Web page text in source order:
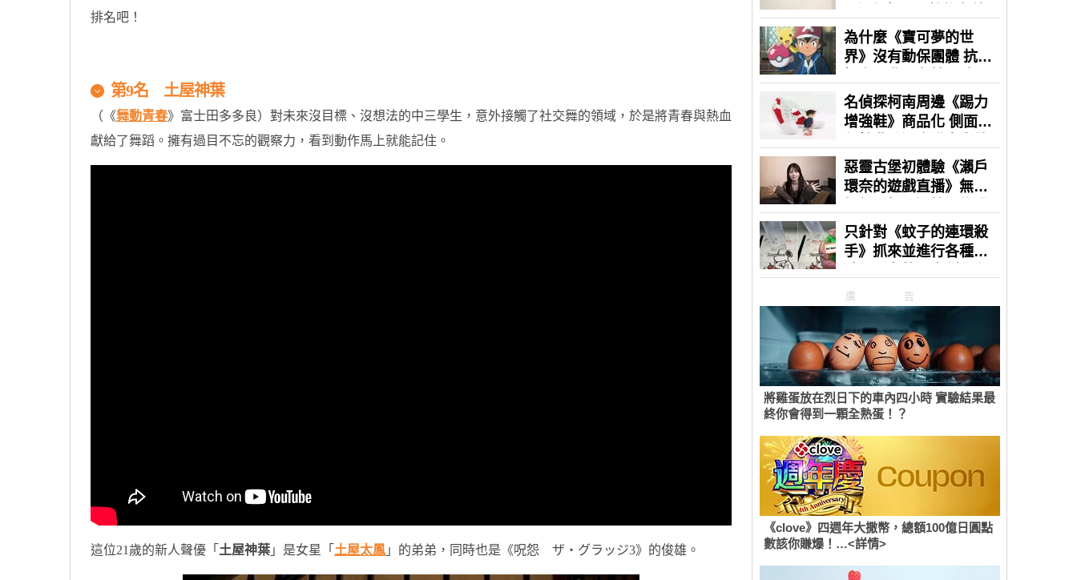
排名吧！
第9名 土屋神葉
（《舞動青春》富士田多多良）對未來沒目標、沒想法的中三學生，意外接觸了社交舞的領域，於是將青春與熱血
獻給了舞蹈。擁有過目不忘的觀察力，看到動作馬上就能記住。
這位21歲的新人聲優「 土屋神葉 」是女星「 土屋太鳳」的弟弟，同時也是《呪怨 ザ・グラッジ3》的俊雄。
廣告
將雞蛋放在烈日下的車內四小時 實驗結果最
終你會得到一顆全熟蛋！？
《clove》四週年大撒幣，總額100億日圓點
數該你賺爆！…<詳情>